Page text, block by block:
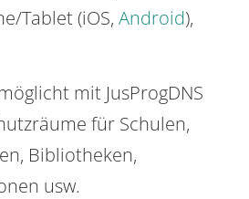
Tablet (iOS, Android),
mit JusProgDNS
für Schulen,
Bibliotheken,
usw.